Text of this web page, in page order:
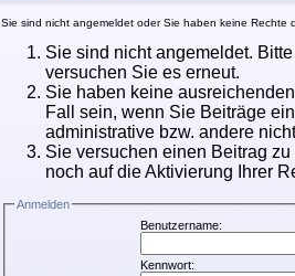
Sie sind nicht angemeldet oder Sie haben keine
Sie sind nicht angemeldet.
versuchen Sie es erneut.
Sie haben keine
Fall sein, wenn Sie Beiträge
administrative bzw. andere
Sie versuchen einen Beitrag
noch auf die Aktivierung Ihrer
Anmelden
Benutzername:
Kennwort: